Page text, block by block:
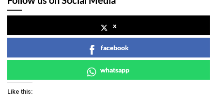
x
facebook
whatsapp
Like this: